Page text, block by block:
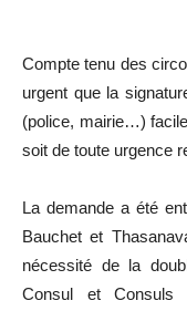
Compte tenu des
urgent que la
(police, mairie…)
soit de toute urgence
La demande a été
Bauchet et
nécessité de la
Consul et Consuls